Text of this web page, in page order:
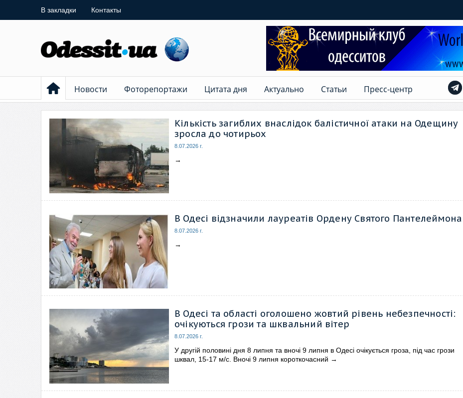
В закладки Контакты
Новости Фоторепортажи Цитата дня Актуально Статьи Пресс-центр
Кількість загиблих внаслідок балістичної атаки на Одещину
зросла до чотирьох
8.07.2026 г.
→
В Одесі відзначили лауреатів Ордену Святого Пантелеймона
8.07.2026 г.
→
В Одесі та області оголошено жовтий рівень небезпечності:
очікуються грози та шквальний вітер
8.07.2026 г.
У другій половині дня 8 липня та вночі 9 липня в Одесі очікується гроза, під час грози
шквал, 15-17 м/с. Вночі 9 липня короткочасний →